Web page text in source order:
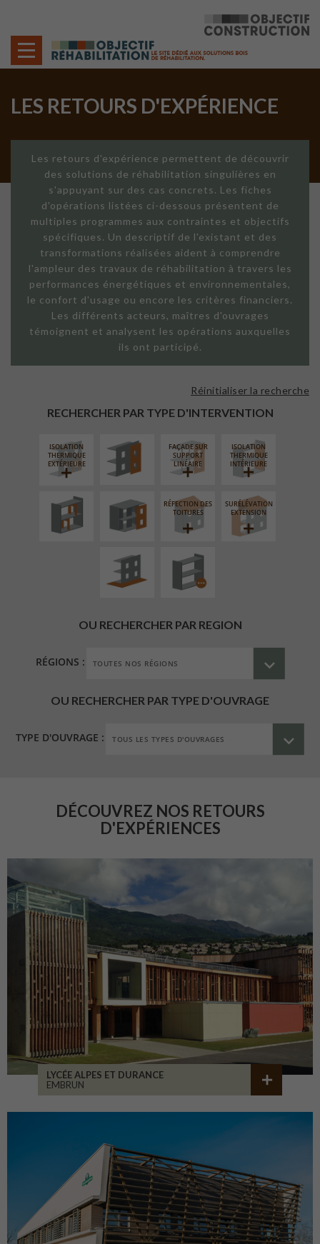
LES RETOURS D'EXPÉRIENCE
Les retours d'expérience permettent de découvrir
des solutions de réhabilitation singulières en
s'appuyant sur des cas concrets. Les fiches
d'opérations listées ci-dessous présentent de
multiples programmes aux contraintes et objectifs
spécifiques. Un descriptif de l'existant et des
transformations réalisées aident à comprendre
l'ampleur des travaux de réhabilitation à travers les
performances énergétiques et environnementales,
le confort d'usage ou encore les critères financiers.
Les différents acteurs, maîtres d'ouvrages
témoignent et analysent les opérations auxquelles
ils ont participé.
RECHERCHER PAR TYPE D'INTERVENTION
Réinitialiser la recherche
ISOLATION
THERMIQUE
EXTÉRIEURE
FAÇADE SUR
SUPPORT
LINÉAIRE
ISOLATION
THERMIQUE
INTÉRIEURE
RÉAMÉNAGEMENT
INTÉRIEUR
FERMETURE
LOGGIAS
RÉFECTION DES
TOITURES
SURÉLÉVATION
EXTENSION
AMÉNAGEMENT
EXTÉRIEUR
PROCÉDÉ
PARTICULIER
OU RECHERCHER PAR REGION
RÉGIONS :
OU RECHERCHER PAR TYPE D'OUVRAGE
TYPE D'OUVRAGE :
DÉCOUVREZ NOS RETOURS
D'EXPÉRIENCES
LYCÉE ALPES ET DURANCE
EMBRUN